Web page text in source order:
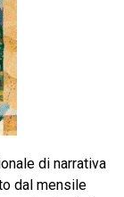
di narrativa
dal mensile